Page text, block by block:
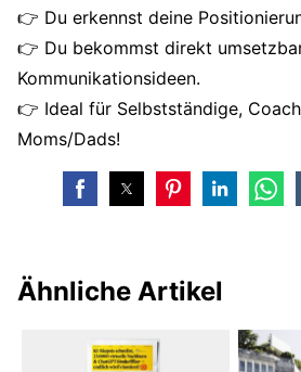
👉 Du erkennst deine
👉 Du bekommst direkt
Kommunikationsideen.
👉 Ideal für Selbstständige,
Moms/Dads!
Ähnliche Artikel